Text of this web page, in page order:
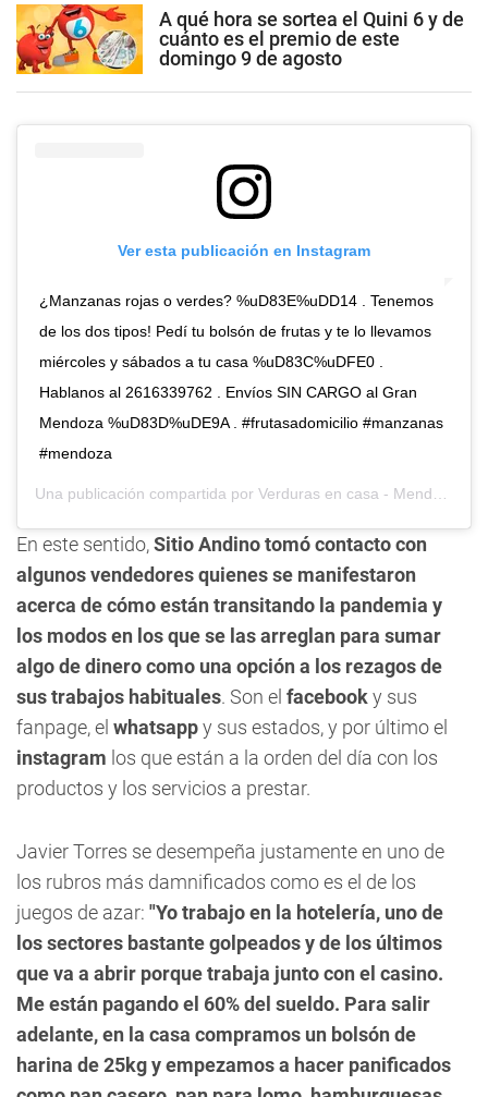
A qué hora se sortea el Quini 6 y de
cuánto es el premio de este
domingo 9 de agosto
Ver esta publicación en Instagram
¿Manzanas rojas o verdes? %uD83E%uDD14 . Tenemos
de los dos tipos! Pedí tu bolsón de frutas y te lo llevamos
miércoles y sábados a tu casa %uD83C%uDFE0 .
Hablanos al 2616339762 . Envíos SIN CARGO al Gran
Mendoza %uD83D%uDE9A . #frutasadomicilio #manzanas
#mendoza
Una publicación compartida por Verduras en casa - Mendoza
En este sentido,Sitio Andino tomó contacto con
algunos vendedores quienes se manifestaron
acerca de cómo están transitando la pandemia y
los modos en los que se las arreglan para sumar
algo de dinero como una opción a los rezagos de
sus trabajos habituales. Son el facebooky sus
fanpage, el whatsappy sus estados, y por último el
instagram los que están a la orden del día con los
productos y los servicios a prestar.
Javier Torres se desempeña justamente en uno de
los rubros más damnificados como es el de los
juegos de azar: "Yo trabajo en la hotelería, uno de
los sectores bastante golpeados y de los últimos
que va a abrir porque trabaja junto con el casino.
Me están pagando el 60% del sueldo. Para salir
adelante, en la casa compramos un bolsón de
harina de 25kg y empezamos a hacer panificados